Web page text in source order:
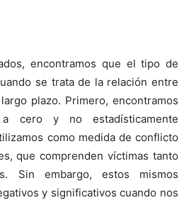
encontramos que el tipo de
se trata de la relación entre
plazo. Primero, encontramos
a cero y no estadísticamente
como medida de conflicto
que comprenden víctimas tanto
Sin embargo, estos mismos
y significativos cuando nos